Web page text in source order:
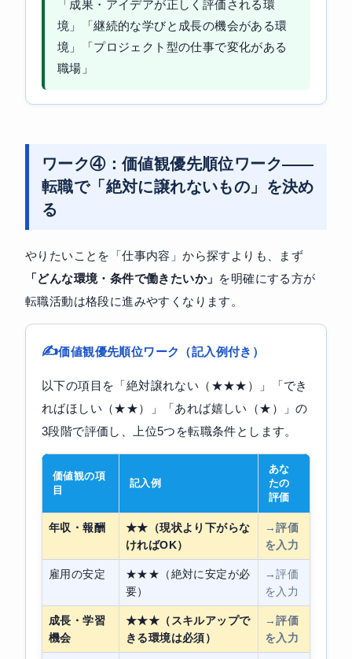
「成果・アイデアが正しく評価される環
境」「継続的な学びと成長の機会がある環
境」「プロジェクト型の仕事で変化がある
職場」
ワーク④：価値観優先順位ワーク——
転職で「絶対に譲れないもの」を決め
る
やりたいことを「仕事内容」から探すよりも、まず
「どんな環境・条件で働きたいか」 を明確にする方が
転職活動は格段に進みやすくなります。
価値観優先順位ワーク（記入例付き）
以下の項目を「絶対譲れない（★★★）」「でき
ればほしい（★★）」「あれば嬉しい（★）」の
3段階で評価し、上位5つを転職条件とします。
価値観の項
目
記入例
あな
たの
評価
年収・報酬
★★（現状より下がらな
ければOK）
→評価
を入力
雇用の安定
★★★（絶対に安定が必
要）
→評価
を入力
成長・学習
機会
★★★（スキルアップで
きる環境は必須）
→評価
を入力